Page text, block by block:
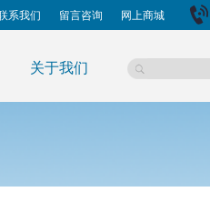
系我们 留言咨询 网上商城
关于我们